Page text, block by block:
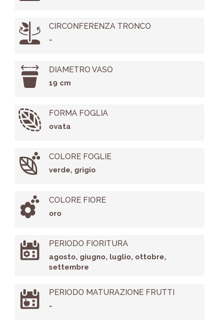
CIRCONFERENZA TRONCO
-
DIAMETRO VASO
19 cm
FORMA FOGLIA
ovata
COLORE FOGLIE
verde, grigio
COLORE FIORE
oro
PERIODO FIORITURA
agosto, giugno, luglio, ottobre,
settembre
PERIODO MATURAZIONE FRUTTI
-